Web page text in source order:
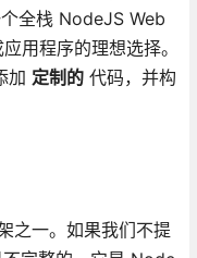
全栈 NodeJS Web
用程序的理想选择。
加 定制的代码，并构
之一。如果我们不提